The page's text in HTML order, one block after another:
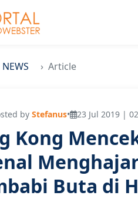
NEWS Article
by Stefanus• 23 Jul 2019 |
Kong
Buta di